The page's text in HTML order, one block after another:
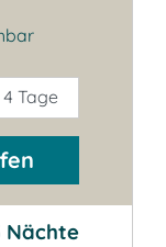
Tage
Nächte